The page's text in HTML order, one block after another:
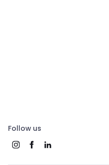
Follow us